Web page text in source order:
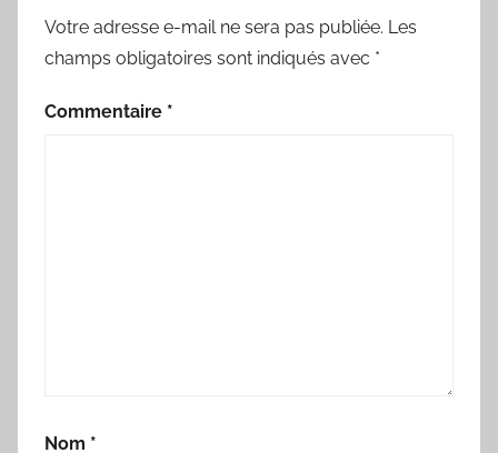
Votre adresse e-mail ne sera pas publiée. Les
champs obligatoires sont indiqués avec *
Commentaire *
Nom *